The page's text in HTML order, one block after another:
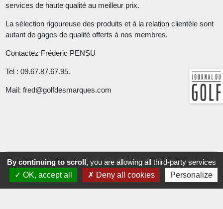
services de haute qualité au meilleur prix.
La sélection rigoureuse des produits et à la relation clientèle sont
autant de gages de qualité offerts à nos membres.
Contactez Fréderic PENSU
Tel : 09.67.87.67.95.
Mail: fred@golfdesmarques.com
By continuing to scroll, you are allowing all third-party services
OK, accept all
Deny all cookies Personalize